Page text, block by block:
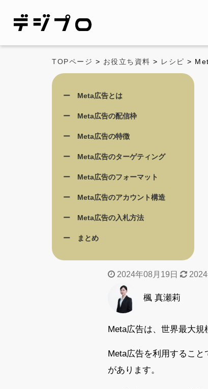
TOPページ > お役立ち資料 > レシピ >
Meta広告とは
Meta広告の配信枠
Meta広告の特徴
Meta広告のターゲティング
Meta広告のフォーマット
Meta広告のアカウント構造
Meta広告の入札方法
まとめ
2024年08月19日
楓 真瀬莉
Meta広告は、世界最大規
Meta広告を利用するこ
があります。